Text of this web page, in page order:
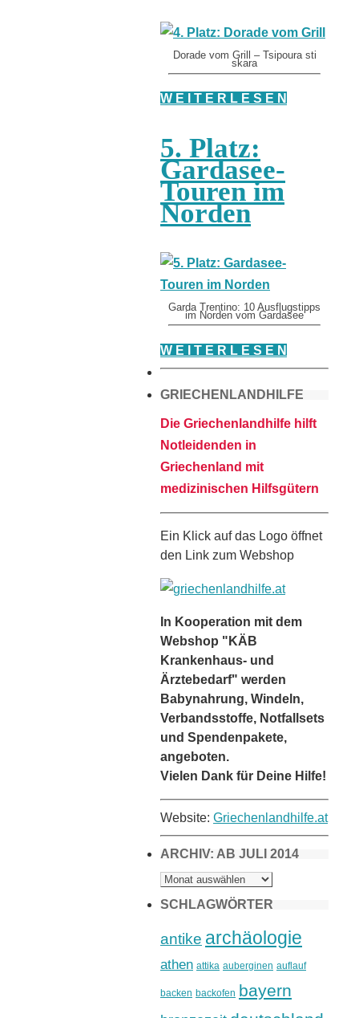
Dorade vom Grill – Tsipoura sti
skara
W E I T E R L E S E N
5. Platz:
Gardasee-
Touren im
Norden
Garda Trentino: 10 Ausflugstipps
im Norden vom Gardasee
W E I T E R L E S E N
GRIECHENLANDHILFE
Die Griechenlandhilfe hilft
Notleidenden in
Griechenland mit
medizinischen Hilfsgütern
Ein Klick auf das Logo öffnet
den Link zum Webshop
In Kooperation mit dem
Webshop "KÄB
Krankenhaus- und
Ärztebedarf" werden
Babynahrung, Windeln,
Verbandsstoffe, Notfallsets
und Spendenpakete,
angeboten.
Vielen Dank für Deine Hilfe!
Website: Griechenlandhilfe.at
ARCHIV: AB JULI 2014
ARCHIV:
AB
2014
SCHLAGWÖRTER
antike archäologie
athen attika auberginen auflauf
backen backofen bayern